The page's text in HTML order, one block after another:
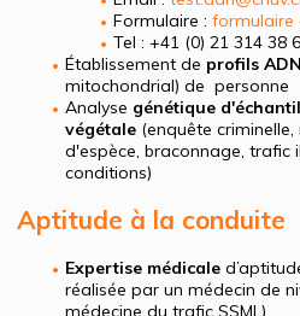
Formulaire : formulaire
Tel : +41 (0) 21 314 38
Établissement de profils ADN
mitochondrial) de personne
Analyse génétique
végétale (enquête
d'espèce, braconnage, trafic
conditions)
Aptitude à la conduite
Expertise médicale
réalisée par un médecin de
médecine du trafic SSML)